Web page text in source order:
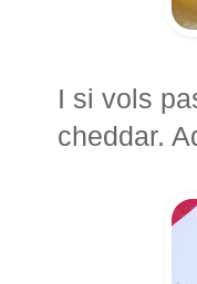
I si vols
cheddar.